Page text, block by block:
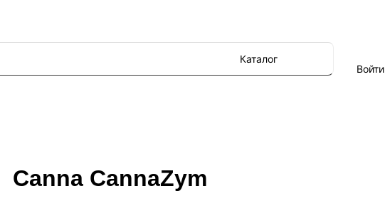
Каталог
Войти
Canna CannaZym